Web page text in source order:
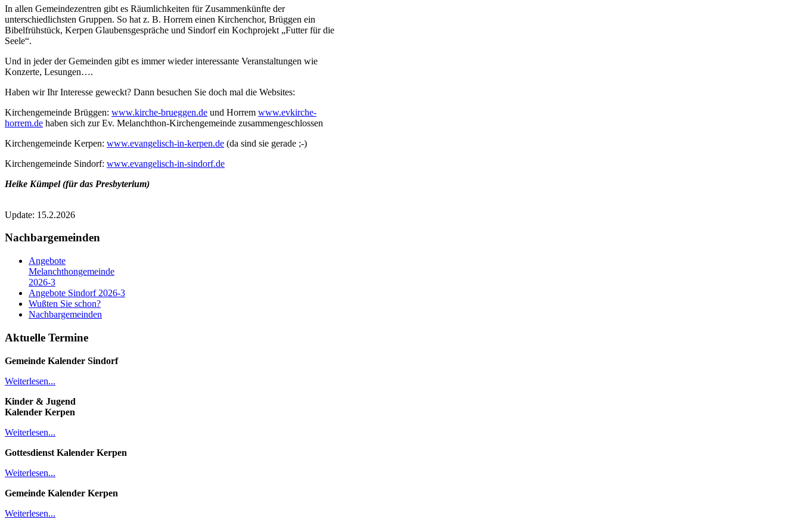
In allen Gemeindezentren gibt es Räumlichkeiten für Zusammenkünfte der
unterschiedlichsten Gruppen. So hat z. B. Horrem einen Kirchenchor, Brüggen ein
Bibelfrühstück, Kerpen Glaubensgespräche und Sindorf ein Kochprojekt „Futter für die
Seele“.
Und in jeder der Gemeinden gibt es immer wieder interessante Veranstaltungen wie
Konzerte, Lesungen….
Haben wir Ihr Interesse geweckt? Dann besuchen Sie doch mal die Websites:
Kirchengemeinde Brüggen: www.kirche-brueggen.de und Horrem www.evkirche-
horrem.de haben sich zur Ev. Melanchthon-Kirchengemeinde zusammengeschlossen
Kirchengemeinde Kerpen: www.evangelisch-in-kerpen.de (da sind sie gerade ;-)
Kirchengemeinde Sindorf: www.evangelisch-in-sindorf.de
Heike Kümpel (für das Presbyterium)
Update: 15.2.2026
Nachbargemeinden
Angebote
Melanchthongemeinde
2026-3
Angebote Sindorf 2026-3
Wußten Sie schon?
Nachbargemeinden
Aktuelle Termine
Gemeinde Kalender Sindorf
Weiterlesen...
Kinder & Jugend
Kalender Kerpen
Weiterlesen...
Gottesdienst Kalender Kerpen
Weiterlesen...
Gemeinde Kalender Kerpen
Weiterlesen...